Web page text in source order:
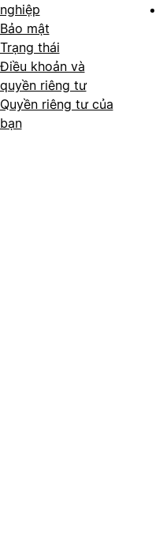
nghiệp
Bảo mật
Trạng thái
Điều khoản và
quyền riêng tư
Quyền riêng tư của
bạn